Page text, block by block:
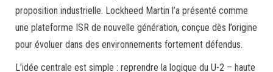
proposition industrielle. Lockheed Martin l’a présenté comme
une plateforme ISR de nouvelle génération, conçue dès l’origine
pour évoluer dans des environnements fortement défendus.
L’idée centrale est simple : reprendre la logique du U-2 – haute